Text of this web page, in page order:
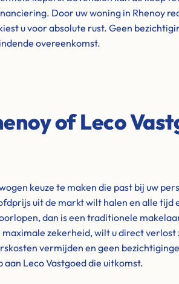
Door uw woning in Rhenoy
u voor absolute rust. Geen
overeenkomst.
of Leco
keuze te maken die past bij uw
uit de markt wilt halen en alle tijd
dan is een traditionele
zekerheid, wilt u direct verlost
vermijden en geen
Leco Vastgoed die uitkomst.